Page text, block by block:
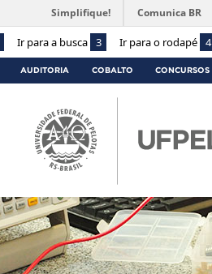
Ir para a busca 3 Ir para o rodapé 4
Simplifique! Comunica BR
AUDITORIA COBALTO CONCURSOS